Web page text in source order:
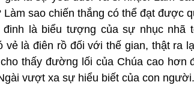
sao chiến thắng có thể đạt được
là biểu tượng của sự nhục nhã
vẻ là điên rồ đối với thế gian, thật ra
thấy đường lối của Chúa cao hơn
vượt xa sự hiểu biết của con người.